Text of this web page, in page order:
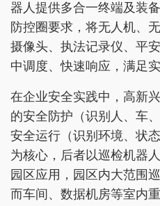
器人提供多合一终端及装
防控圈要求，将无人机、
摄像头、执法记录仪、平
中调度、快速响应，满足
在企业安全实践中，高新
的安全防护（识别人、车
安全运行（识别环境、状
为核心，后者以巡检机器
园区应用，园区内大范围
而车间、数据机房等室内